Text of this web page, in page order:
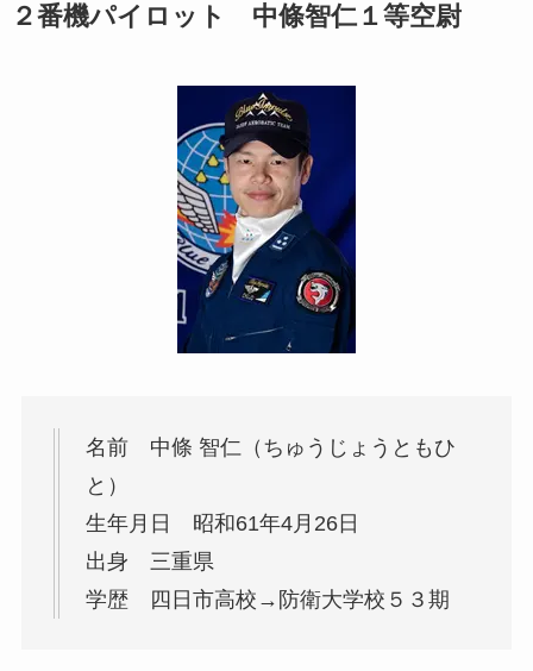
２番機パイロット 中條智仁１等空尉
名前 中條 智仁（ちゅうじょうともひ
と）
生年月日 昭和61年4月26日
出身 三重県
学歴 四日市高校→防衛大学校５３期